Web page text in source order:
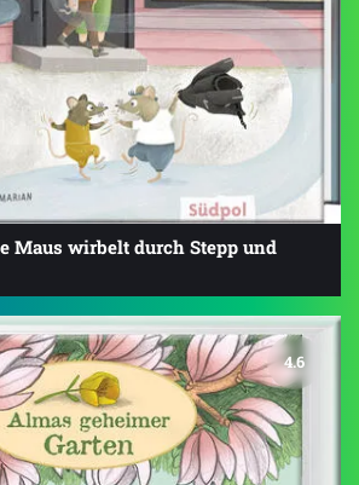
Maus wirbelt durch Stepp und
4.6